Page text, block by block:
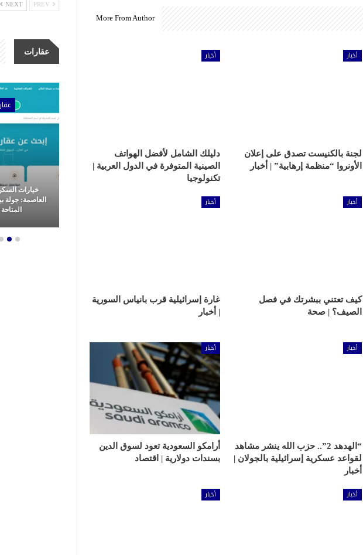
More From Author
أخبار
لجنة بالكنيست تصدق على إعلان
الأونروا “منظمة إرهابية” | أخبار
أخبار
دليلك الشامل لأفضل الهواتف
الصينية المتوفرة في الدول العربية |
تكنولوجيا
أخبار
كيف تعتني ببشرتك في فصل
الصيف؟ | صحة
أخبار
غارة إسرائيلية قرب بانياس السورية
| أخبار
أخبار
“الهدهد 2”.. حزب الله ينشر مشاهد
لقواعد عسكرية إسرائيلية بالجولان |
أخبار
أخبار
أرامكو السعودية تعود لسوق الدين
بسندات دولارية | اقتصاد
أخبار أخبار
NEXT
عقارات
خيارات
العاصمة: جولة
المتاحة